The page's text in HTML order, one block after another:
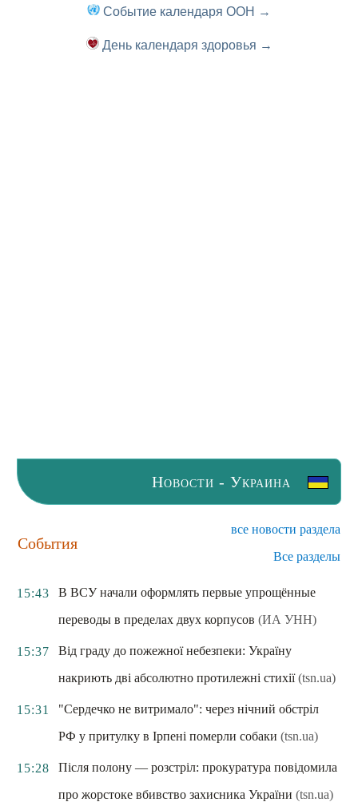
Событие календаря ООН →
День календаря здоровья →
Новости - Украина
События
все новости раздела
Все разделы
15:43
В ВСУ начали оформлять первые упрощённые
переводы в пределах двух корпусов (ИА УНН)
15:37
Від граду до пожежної небезпеки: Україну
накриють дві абсолютно протилежні стихії (tsn.ua)
15:31
"Сердечко не витримало": через нічний обстріл
РФ у притулку в Ірпені померли собаки (tsn.ua)
15:28
Після полону — розстріл: прокуратура повідомила
про жорстоке вбивство захисника України (tsn.ua)